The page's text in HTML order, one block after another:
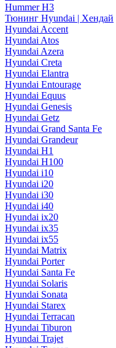
Hummer H3
Тюнинг Hyundai | Хендай
Hyundai Accent
Hyundai Atos
Hyundai Azera
Hyundai Creta
Hyundai Elantra
Hyundai Entourage
Hyundai Equus
Hyundai Genesis
Hyundai Getz
Hyundai Grand Santa Fe
Hyundai Grandeur
Hyundai H1
Hyundai H100
Hyundai i10
Hyundai i20
Hyundai i30
Hyundai i40
Hyundai ix20
Hyundai ix35
Hyundai ix55
Hyundai Matrix
Hyundai Porter
Hyundai Santa Fe
Hyundai Solaris
Hyundai Sonata
Hyundai Starex
Hyundai Terracan
Hyundai Tiburon
Hyundai Trajet